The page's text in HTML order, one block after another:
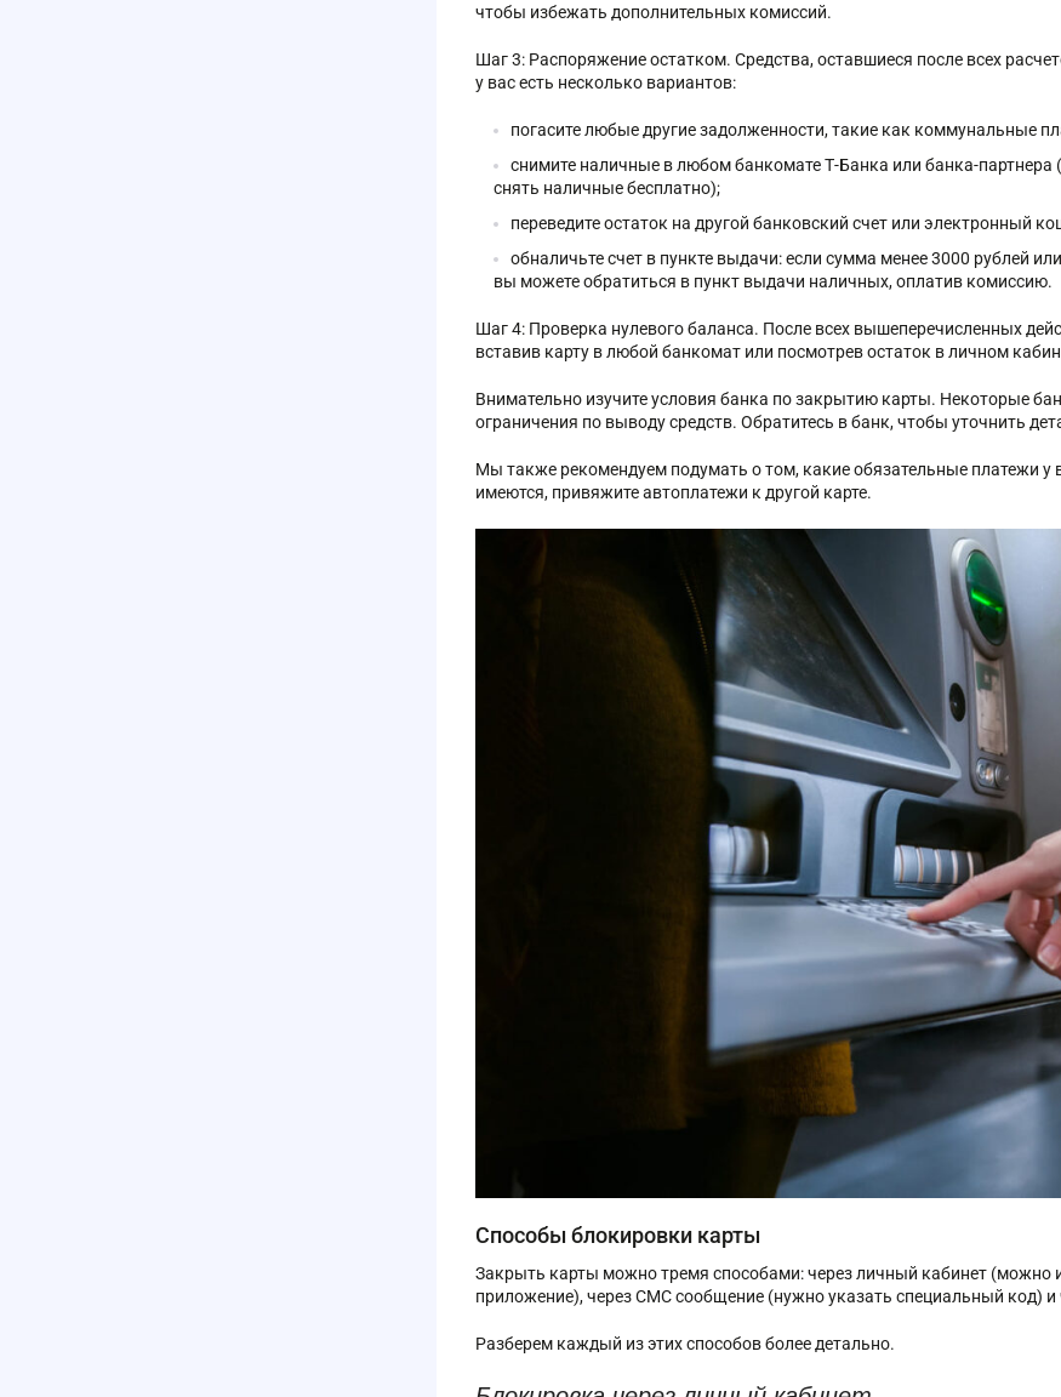
чтобы избежать дополнительных комиссий.
Шаг 3: Распоряжение остатком. Средства, оставшиеся после всех
у вас есть несколько вариантов:
погасите любые другие задолженности, такие как коммунальные
снимите наличные в любом банкомате Т-Банка или банка-
снять наличные бесплатно);
переведите остаток на другой банковский счет или электронный
обналичьте счет в пункте выдачи: если сумма менее 3000 рублей
вы можете обратиться в пункт выдачи наличных, оплатив комиссию.
Шаг 4: Проверка нулевого баланса. После всех вышеперечисленных
вставив карту в любой банкомат или посмотрев остаток в личном
Внимательно изучите условия банка по закрытию карты. Некоторые
ограничения по выводу средств. Обратитесь в банк, чтобы уточнить
Мы также рекомендуем подумать о том, какие обязательные платежи
имеются, привяжите автоплатежи к другой карте.
Способы блокировки карты
Закрыть карты можно тремя способами: через личный кабинет (можно
приложение), через СМС сообщение (нужно указать специальный код) и
Разберем каждый из этих способов более детально.